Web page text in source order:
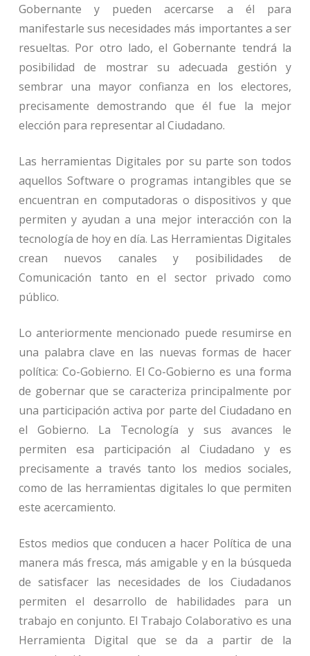
Gobernante y pueden acercarse a él para
manifestarle sus necesidades más importantes a ser
resueltas. Por otro lado, el Gobernante tendrá la
posibilidad de mostrar su adecuada gestión y
sembrar una mayor confianza en los electores,
precisamente demostrando que él fue la mejor
elección para representar al Ciudadano.
Las herramientas Digitales por su parte son todos
aquellos Software o programas intangibles que se
encuentran en computadoras o dispositivos y que
permiten y ayudan a una mejor interacción con la
tecnología de hoy en día. Las Herramientas Digitales
crean nuevos canales y posibilidades de
Comunicación tanto en el sector privado como
público.
Lo anteriormente mencionado puede resumirse en
una palabra clave en las nuevas formas de hacer
política: Co-Gobierno. El Co-Gobierno es una forma
de gobernar que se caracteriza principalmente por
una participación activa por parte del Ciudadano en
el Gobierno. La Tecnología y sus avances le
permiten esa participación al Ciudadano y es
precisamente a través tanto los medios sociales,
como de las herramientas digitales lo que permiten
este acercamiento.
Estos medios que conducen a hacer Política de una
manera más fresca, más amigable y en la búsqueda
de satisfacer las necesidades de los Ciudadanos
permiten el desarrollo de habilidades para un
trabajo en conjunto. El Trabajo Colaborativo es una
Herramienta Digital que se da a partir de la